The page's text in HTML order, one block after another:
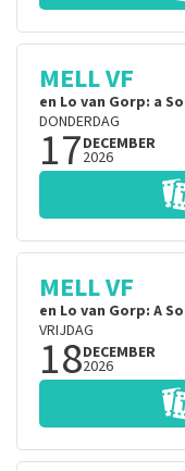
MELL VF
en Lo van Gorp: a
DONDERDAG
17DECEMBER
2026
MELL VF
en Lo van Gorp: A
VRIJDAG
18DECEMBER
2026